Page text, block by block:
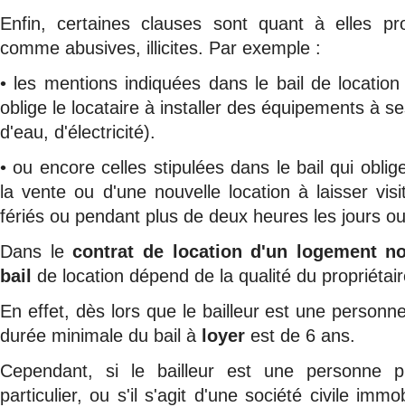
Enfin, certaines clauses sont quant à elles
comme abusives, illicites. Par exemple :
• les mentions indiquées dans le bail de
oblige le locataire à installer des équipements à
d'eau, d'électricité).
• ou encore celles stipulées dans le bail qui
la vente ou d'une nouvelle location à laisser
fériés ou pendant plus de deux heures les jours
Dans lecontrat de location d'un logement
bail de location dépend de la qualité du
En effet, dès lors que le bailleur est une
durée minimale du bail à loyer est de 6 ans.
Cependant, si le bailleur est une personne
particulier, ou s'il s'agit d'une société civile